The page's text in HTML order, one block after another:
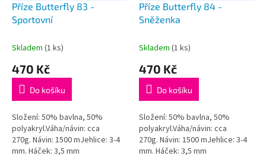
Příze Butterfly 83 -
Sportovní
Skladem (1 ks)
470 Kč
Do košíku
Složení: 50% bavlna, 50%
polyakryl.Váha/návin: cca
270g. Návin: 1500 mJehlice: 3-4
mm. Háček: 3,5 mm
Příze Butterfly 84 -
Sněženka
Skladem (1 ks)
470 Kč
Do košíku
Složení: 50% bavlna, 50%
polyakryl.Váha/návin: cca
270g. Návin: 1500 mJehlice: 3-4
mm. Háček: 3,5 mm